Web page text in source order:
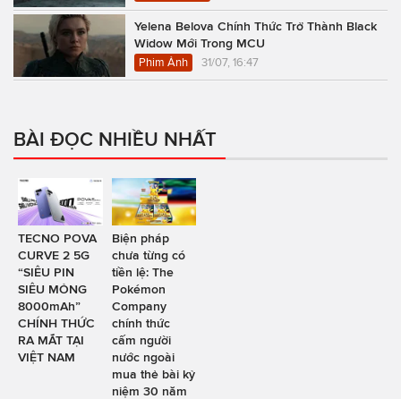
Yelena Belova Chính Thức Trở Thành Black
Widow Mới Trong MCU
Phim Ảnh 31/07, 16:47
BÀI ĐỌC NHIỀU NHẤT
TECNO POVA
CURVE 2 5G
“SIÊU PIN
SIÊU MỎNG
8000mAh”
CHÍNH THỨC
RA MẮT TẠI
VIỆT NAM
Biện pháp
chưa từng có
tiền lệ: The
Pokémon
Company
chính thức
cấm người
nước ngoài
mua thẻ bài kỷ
niệm 30 năm